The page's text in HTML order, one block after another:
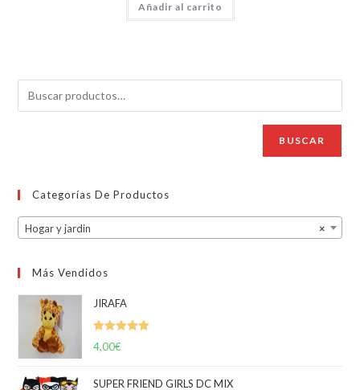
Añadir al carrito
BUSCAR
Categorías De Productos
×
Hogar y jardin
Más Vendidos
JIRAFA
Valorado
4,00€
SUPER FRIEND GIRLS DC MIX